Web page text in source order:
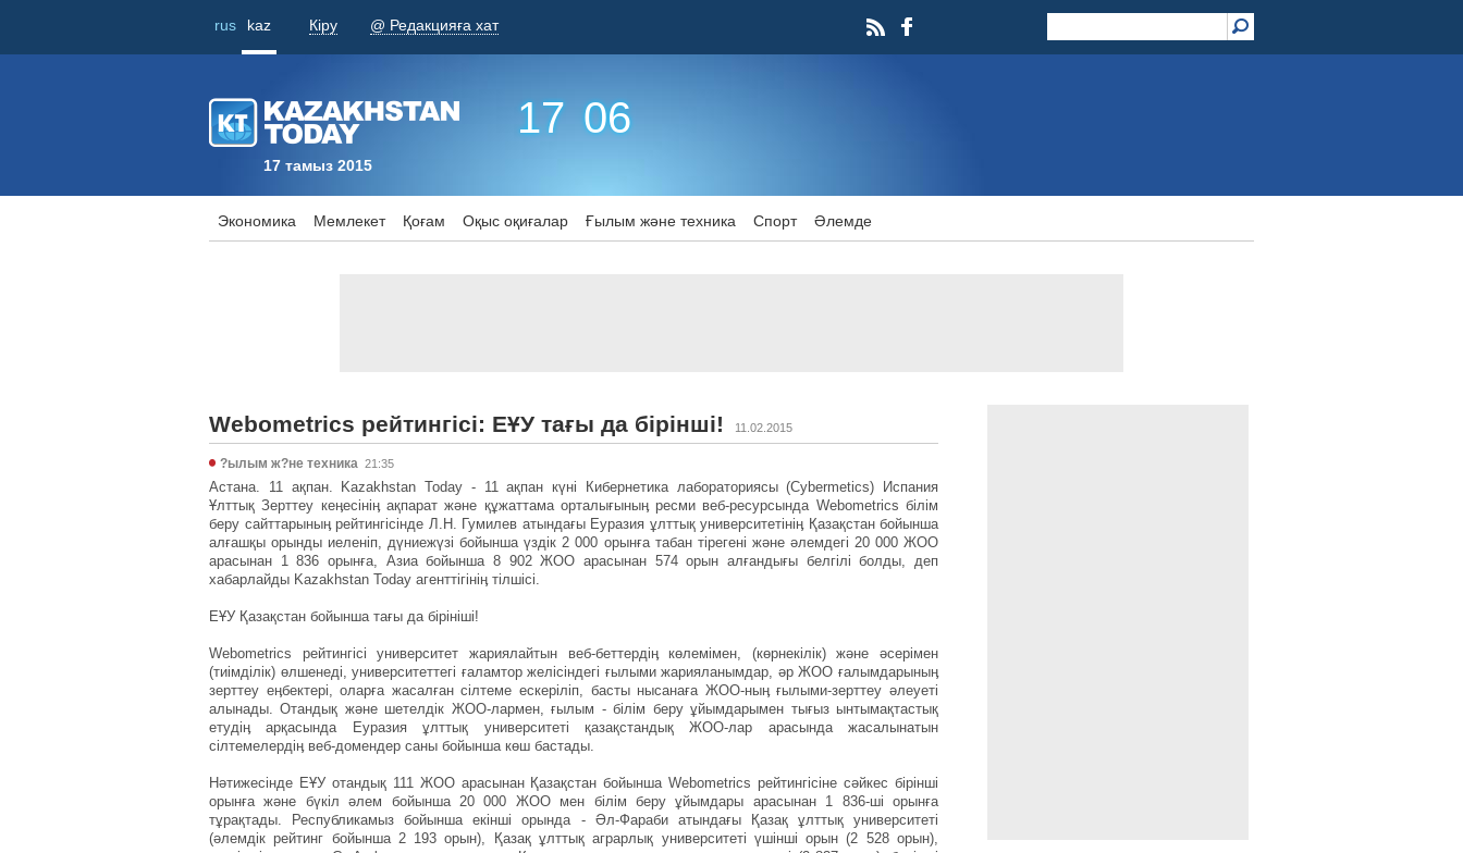
rus kaz Кіру @ Редакцияға хат
17 тамыз 2015
17 06
Экономика Мемлекет Қоғам Оқыс оқиғалар Ғылым және техника Спорт Әлемде
Webometrics рейтингісі: ЕҰУ тағы да бірінші! 11.02.2015
?ылым ж?не техника 21:35
Астана. 11 ақпан. Kazakhstan Today - 11 ақпан күні Кибернетика лабораториясы (Cybermetics) Испания
Ұлттық Зерттеу кеӊесiнiӊ ақпарат және құжаттама орталығыныӊ ресми веб-ресурсында Webometrics білім
беру сайттарыныӊ рейтингісінде Л.Н. Гумилев атындағы Еуразия ұлттық университетініӊ Қазақстан бойынша
алғашқы орынды иеленіп, дүниежүзі бойынша үздік 2 000 орынға табан тірегені және әлемдегі 20 000 ЖОО
арасынан 1 836 орынға, Азиа бойынша 8 902 ЖОО арасынан 574 орын алғандығы белгілі болды, деп
хабарлайды Kazakhstan Today агенттігініӊ тілшісі.
ЕҰУ Қазақстан бойынша тағы да бірініші!
Webometrics рейтингісі университет жариялайтын веб-беттердiӊ көлемімен, (көрнекiлiк) және әсерімен
(тиiмдiлiк) өлшенедi, университеттегі ғаламтор желісіндегі ғылыми жарияланымдар, әр ЖОО ғалымдарыныӊ
зерттеу еӊбектері, оларға жасалған сілтеме ескеріліп, басты нысанаға ЖОО-ныӊ ғылыми-зерттеу әлеуеті
алынады. Отандық және шетелдік ЖОО-лармен, ғылым - білім беру ұйымдарымен тығыз ынтымақтастық
етудіӊ арқасында Еуразия ұлттық университеті қазақстандық ЖОО-лар арасында жасалынатын
сілтемелердіӊ веб-домендер саны бойынша көш бастады.
Нәтижесінде ЕҰУ отандық 111 ЖОО арасынан Қазақстан бойынша Webometrics рейтингісіне сәйкес бірінші
орынға және бүкіл әлем бойынша 20 000 ЖОО мен білім беру ұйымдары арасынан 1 836-ші орынға
тұрақтады. Республикамыз бойынша екінші орында - Әл-Фараби атындағы Қазақ ұлттық университеті
(әлемдік рейтинг бойынша 2 193 орын), Қазақ ұлттық аграрлық университеті үшінші орын (2 528 орын),